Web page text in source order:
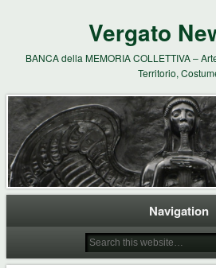
Vergato
BANCA della MEMORIA COLLETTIVA –
Territorio,
Navigation